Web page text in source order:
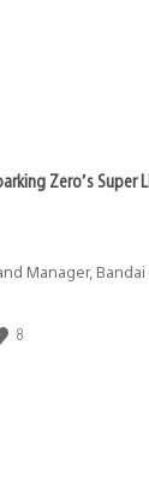
Zero’s
Manager,
8